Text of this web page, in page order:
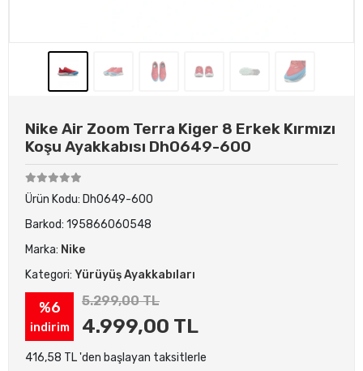
Nike Air Zoom Terra Kiger 8 Erkek Kırmızı
Koşu Ayakkabısı Dh0649-600
Ürün Kodu: Dh0649-600
Barkod: 195866060548
Marka: Nike
Kategori: Yürüyüş Ayakkabıları
%6
indirim
5.299,00 TL
4.999,00 TL
416,58 TL 'den başlayan taksitlerle